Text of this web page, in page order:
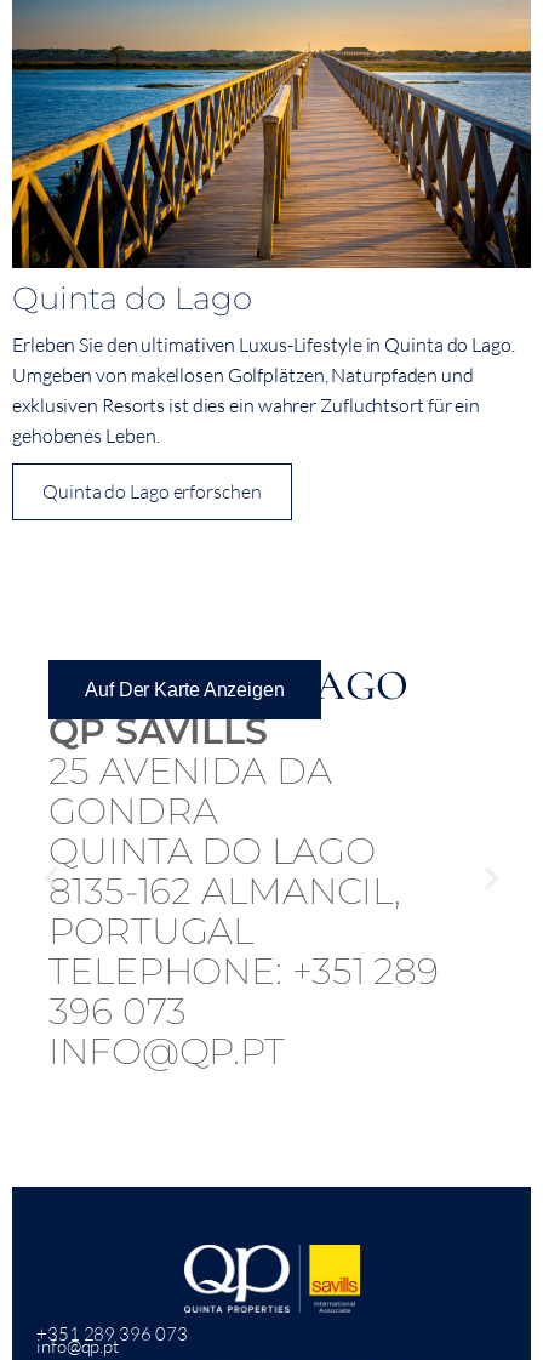
Quinta do Lago
Erleben Sie den ultimativen Luxus-Lifestyle in Quinta do Lago.
Umgeben von makellosen Golfplätzen, Naturpfaden und
exklusiven Resorts ist dies ein wahrer Zufluchtsort für ein
gehobenes Leben.
Quinta do Lago erforschen
QUINTA DO LAGO
QP SAVILLS
25 AVENIDA DA
GONDRA
QUINTA DO LAGO
8135-162 ALMANCIL,
PORTUGAL
TELEPHONE: +351 289
396 073
INFO@QP.PT
Auf Der Karte Anzeigen
+351 289 396 073
info@qp.pt